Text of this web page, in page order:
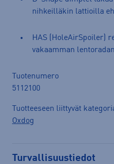
nihkeilläkin lattioilla
HAS (HoleAirSpoiler)
vakaamman
Tuotenumero
5112100
Tuotteeseen liittyvät
Oxdog
Turvallisuustiedot